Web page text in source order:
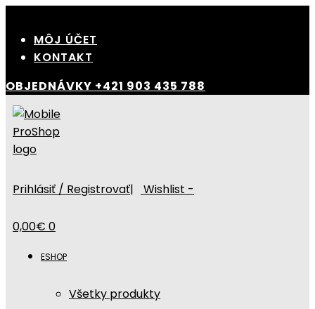
content
MÔJ ÚČET
KONTAKT
OBJEDNÁVKY +421 903 435 788
Prihlásiť / Registrovať| Wishlist -
0,00€ 0
ESHOP
Všetky produkty